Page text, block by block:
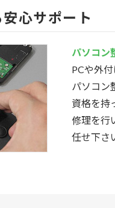
心サポート
パソコン
PCや外
パソコン
資格を持
修理を行
任せ下さ